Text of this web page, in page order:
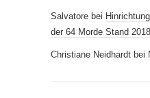
Salvatore bei
der 64 Morde Stand 2018
Christiane Neidhardt bei